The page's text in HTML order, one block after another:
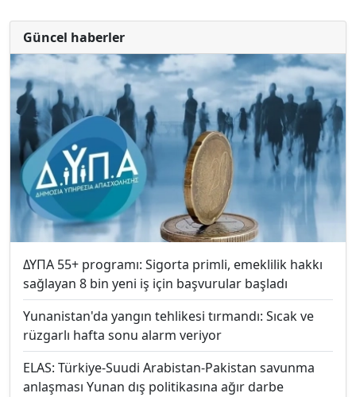
Güncel haberler
ΔΥΠΑ 55+ programı: Sigorta primli, emeklilik hakkı
sağlayan 8 bin yeni iş için başvurular başladı
Yunanistan'da yangın tehlikesi tırmandı: Sıcak ve
rüzgarlı hafta sonu alarm veriyor
ELAS: Türkiye-Suudi Arabistan-Pakistan savunma
anlaşması Yunan dış politikasına ağır darbe